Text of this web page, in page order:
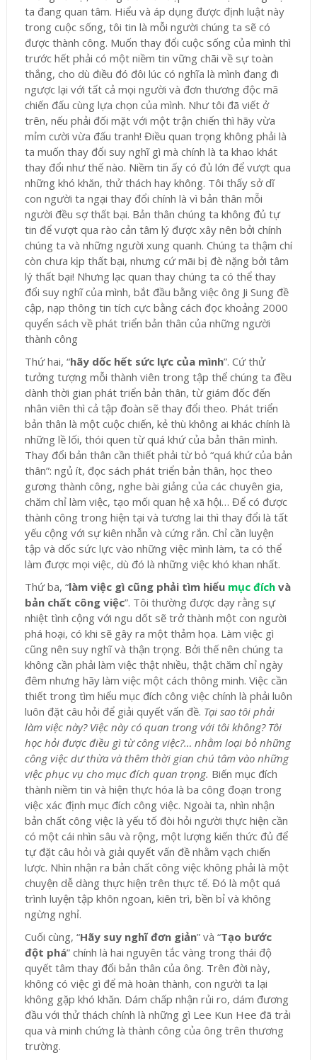
ta đang quan tâm. Hiểu và áp dụng được định luật này
trong cuộc sống, tôi tin là mỗi người chúng ta sẽ có
được thành công. Muốn thay đổi cuộc sống của mình thì
trước hết phải có một niềm tin vững chãi về sự toàn
thắng, cho dù điều đó đôi lúc có nghĩa là mình đang đi
ngược lại với tất cả mọi người và đơn thương độc mã
chiến đấu cùng lựa chọn của mình. Như tôi đã viết ở
trên, nếu phải đối mặt với một trận chiến thì hãy vừa
mỉm cười vừa đấu tranh! Điều quan trọng không phải là
ta muốn thay đổi suy nghĩ gì mà chính là ta khao khát
thay đổi như thế nào. Niềm tin ấy có đủ lớn để vượt qua
những khó khăn, thử thách hay không. Tôi thấy sở dĩ
con người ta ngại thay đổi chính là vì bản thân mỗi
người đều sợ thất bại. Bản thân chúng ta không đủ tự
tin để vượt qua rào cản tâm lý được xây nên bởi chính
chúng ta và những người xung quanh. Chúng ta thậm chí
còn chưa kịp thất bại, nhưng cứ mãi bị đè nặng bởi tâm
lý thất bại! Nhưng lạc quan thay chúng ta có thể thay
đổi suy nghĩ của mình, bắt đầu bằng việc ông Ji Sung đề
cập, nạp thông tin tích cực bằng cách đọc khoảng 2000
quyển sách về phát triển bản thân của những người
thành công
Thứ hai, “hãy dốc hết sức lực của mình”. Cứ thử
tưởng tượng mỗi thành viên trong tập thể chúng ta đều
dành thời gian phát triển bản thân, từ giám đốc đến
nhân viên thì cả tập đoàn sẽ thay đổi theo. Phát triển
bản thân là một cuộc chiến, kẻ thù không ai khác chính là
những lề lối, thói quen từ quá khứ của bản thân mình.
Thay đổi bản thân cần thiết phải từ bỏ “quá khứ của bản
thân”: ngủ ít, đọc sách phát triển bản thân, học theo
gương thành công, nghe bài giảng của các chuyên gia,
chăm chỉ làm việc, tạo mối quan hệ xã hội… Để có được
thành công trong hiện tại và tương lai thì thay đổi là tất
yếu cộng với sự kiên nhẫn và cứng rắn. Chỉ cần luyện
tập và dốc sức lực vào những việc mình làm, ta có thể
làm được mọi việc, dù đó là những việc khó khan nhất.
Thứ ba, “làm việc gì cũng phải tìm hiểu mục đíchvà
bản chất công việc”. Tôi thường được dạy rằng sự
nhiệt tình cộng với ngu dốt sẽ trở thành một con người
phá hoại, có khi sẽ gây ra một thảm họa. Làm việc gì
cũng nên suy nghĩ và thận trọng. Bởi thế nên chúng ta
không cần phải làm việc thật nhiều, thật chăm chỉ ngày
đêm nhưng hãy làm việc một cách thông minh. Việc cần
thiết trong tìm hiểu mục đích công việc chính là phải luôn
luôn đặt câu hỏi để giải quyết vấn đề. Tại sao tôi phải
làm việc này? Việc này có quan trong với tôi không? Tôi
học hỏi được điều gì từ công việc?… nhằm loại bỏ những
công việc dư thừa và thêm thời gian chú tâm vào những
việc phục vụ cho mục đích quan trọng. Biến mục đích
thành niềm tin và hiện thực hóa là ba công đoạn trong
việc xác định mục đích công việc. Ngoài ta, nhìn nhận
bản chất công việc là yếu tố đòi hỏi người thực hiện cần
có một cái nhìn sâu và rộng, một lượng kiến thức đủ để
tự đặt câu hỏi và giải quyết vấn đề nhằm vạch chiến
lược. Nhìn nhận ra bản chất công việc không phải là một
chuyện dễ dàng thực hiện trên thực tế. Đó là một quá
trình luyện tập khôn ngoan, kiên trì, bền bỉ và không
ngừng nghỉ.
Cuối cùng, “Hãy suy nghĩ đơn giản” và “Tạo bước
đột phá” chính là hai nguyên tắc vàng trong thái độ
quyết tâm thay đổi bản thân của ông. Trên đời này,
không có việc gì để mà hoàn thành, con người ta lại
không gặp khó khăn. Dám chấp nhận rủi ro, dám đương
đầu với thử thách chính là những gì Lee Kun Hee đã trải
qua và minh chứng là thành công của ông trên thương
trường.